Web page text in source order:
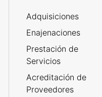
Adquisiciones
Enajenaciones
Prestación de
Servicios
Acreditación de
Proveedores